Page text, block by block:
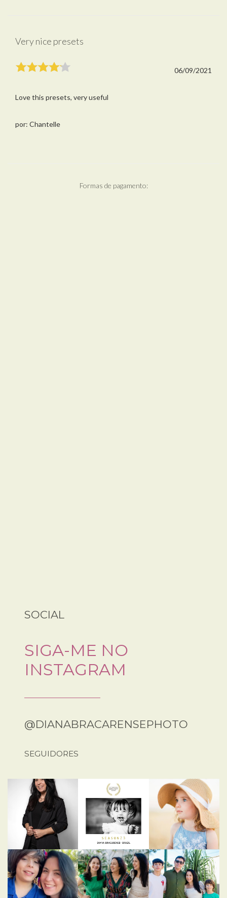
Very nice presets
06/09/2021
Love this presets, very useful
por: Chantelle
Formas de pagamento:
SOCIAL
SIGA-ME NO
INSTAGRAM
@DIANABRACARENSEPHOTO
SEGUIDORES